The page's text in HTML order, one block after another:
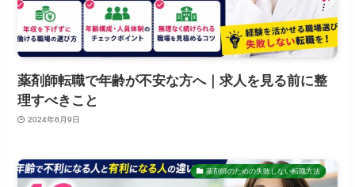
薬剤師転職で年齢が不安な方へ｜求人を見る前に整
理すべきこと
2024年6月9日
薬剤師のための失敗しない転職方法